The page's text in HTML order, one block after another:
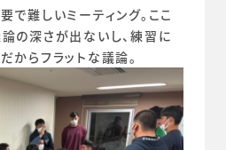
で難しいミーティング。ここ
の深さが出ないし、練習に
からフラットな議論。